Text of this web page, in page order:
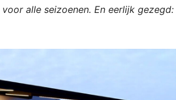
alle seizoenen. En eerlijk gezegd: